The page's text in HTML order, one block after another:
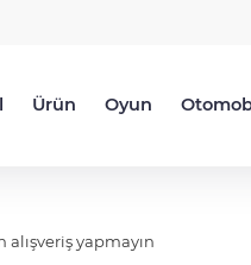
Ürün Oyun
yapmayın